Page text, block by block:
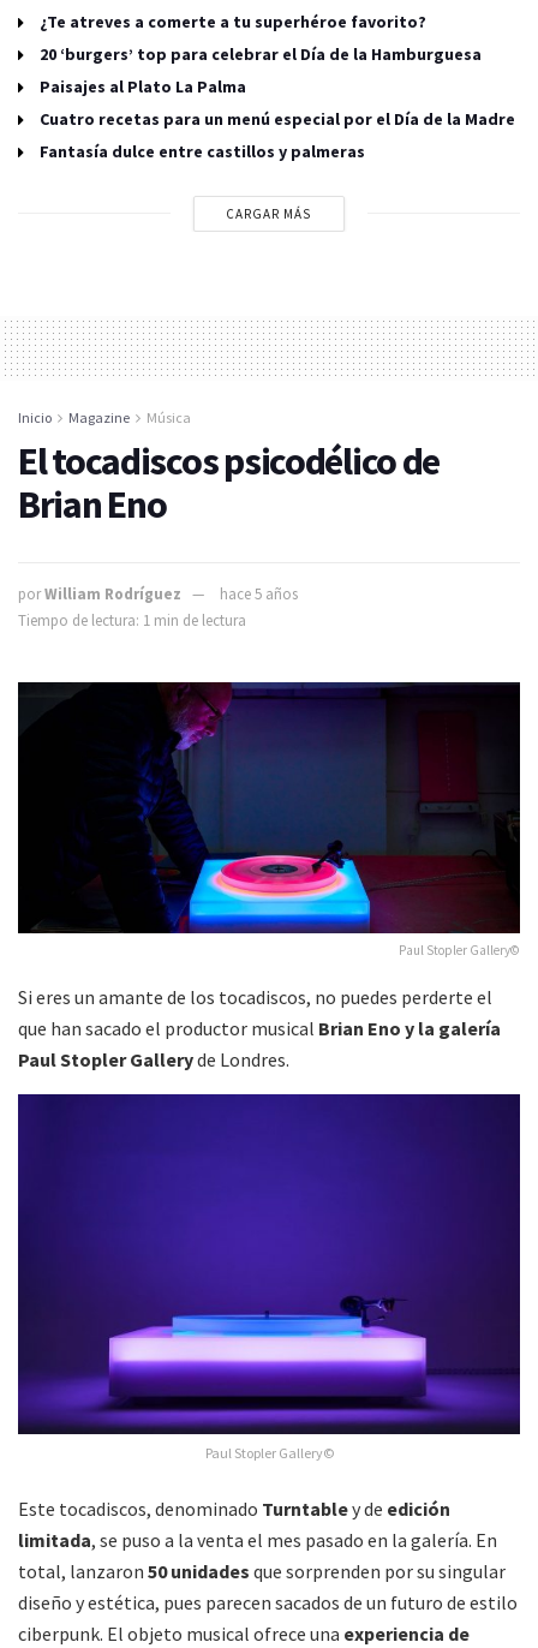
¿Te atreves a comerte a tu superhéroe favorito?
20 ‘burgers’ top para celebrar el Día de la Hamburguesa
Paisajes al Plato La Palma
Cuatro recetas para un menú especial por el Día de la Madre
Fantasía dulce entre castillos y palmeras
CARGAR MÁS
Inicio Magazine Música
El tocadiscos psicodélico de
Brian Eno
porWilliam Rodríguez
hace 5 años
Tiempo de lectura: 1 min de lectura
Paul Stopler Gallery©
Si eres un amante de los tocadiscos, no puedes perderte el
que han sacado el productor musical Brian Eno y la galería
Paul Stopler Galleryde Londres.
Paul Stopler Gallery©
Este tocadiscos, denominado Turntabley de edición
limitada, se puso a la venta el mes pasado en la galería. En
total, lanzaron 50 unidades que sorprenden por su singular
diseño y estética, pues parecen sacados de un futuro de estilo
ciberpunk. El objeto musical ofrece una experiencia de